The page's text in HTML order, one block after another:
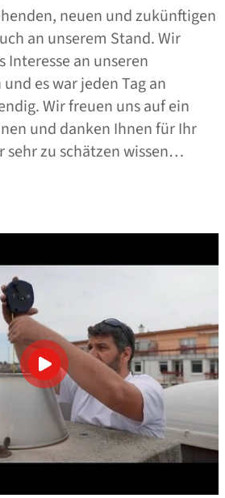
neuen und zukünftigen
an unserem Stand. Wir
Interesse an unseren
es war jeden Tag an
Wir freuen uns auf ein
und danken Ihnen für Ihr
sehr zu schätzen wissen…